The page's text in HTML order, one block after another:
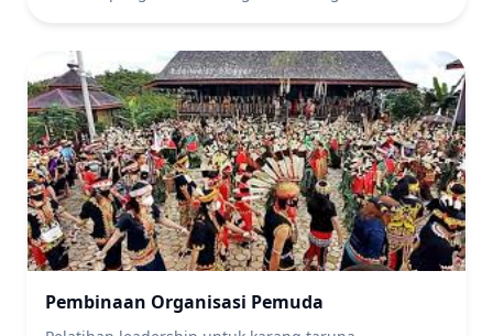
Pembinaan Organisasi Pemuda